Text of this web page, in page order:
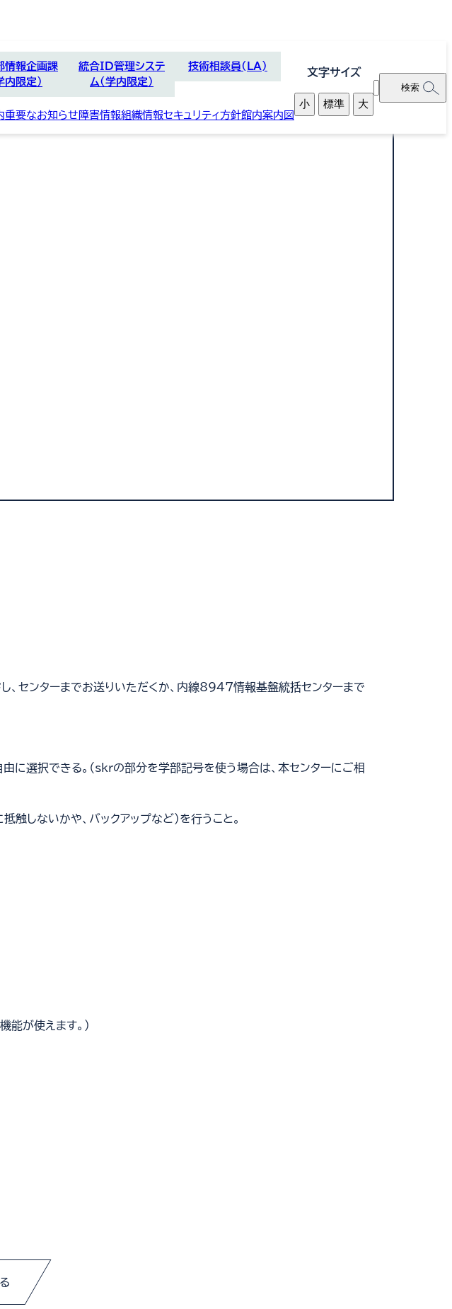
情報企画課
内限定）
ウ
統合ID管理システ
ム（学内限定）
ウ
技術相談員(LA)
重要なお知らせ 障害情報組織情報セキュリティ方針館内案内図
文字サイズ
小 標準 大
検
、センターまでお送りいただくか、内線8947情報基盤統括センターまで
択できる。（skrの部分を学部記号を使う場合は、本センターにご相
触しないかや、バックアップなど)を行うこと。
能が使えます。)